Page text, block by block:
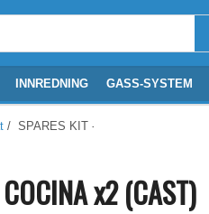
INNREDNING GASS-SYSTEM
/ SPARES KIT - PAN SUPPORT
x2 (CAST)